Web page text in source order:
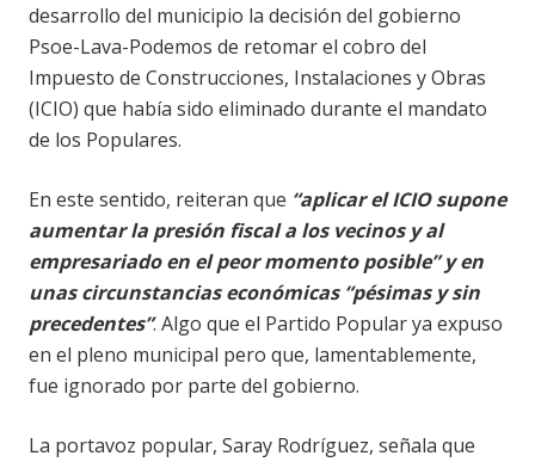
desarrollo del municipio la decisión del gobierno
Psoe-Lava-Podemos de retomar el cobro del
Impuesto de Construcciones, Instalaciones y Obras
(ICIO) que había sido eliminado durante el mandato
de los Populares.
En este sentido, reiteran que “aplicar el ICIO supone
aumentar la presión fiscal a los vecinos y al
empresariado en el peor momento posible” y en
unas circunstancias económicas “pésimas y sin
precedentes”. Algo que el Partido Popular ya expuso
en el pleno municipal pero que, lamentablemente,
fue ignorado por parte del gobierno.
La portavoz popular, Saray Rodríguez, señala que